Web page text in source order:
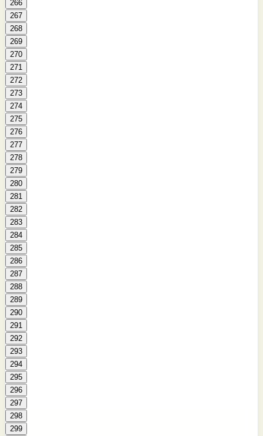
266
267
268
269
270
271
272
273
274
275
276
277
278
279
280
281
282
283
284
285
286
287
288
289
290
291
292
293
294
295
296
297
298
299